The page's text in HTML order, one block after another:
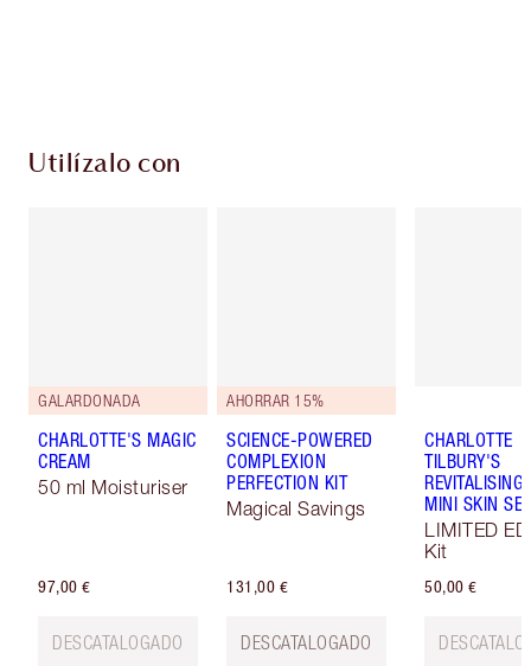
Utilízalo con
GALARDONADA
CHARLOTTE'S MAGIC
CREAM
50 ml Moisturiser
97,00 €
DESCATALOGADO
AHORRAR 15%
SCIENCE-POWERED
COMPLEXION
PERFECTION KIT
Magical Savings
131,00 €
DESCATALOGADO
CHARLOTTE
TILBURY'S
REVITALISING
MINI SKIN SET
LIMITED
Kit
50,00 €